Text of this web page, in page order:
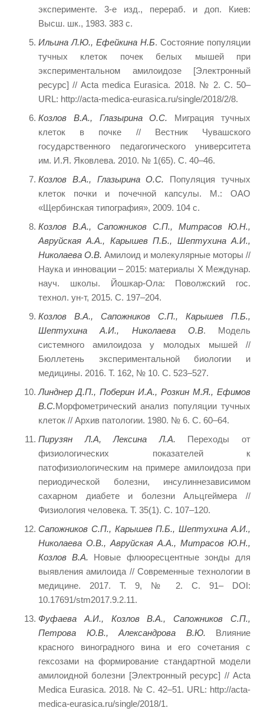
эксперименте. 3-е изд., перераб. и доп. Киев:
Высш. шк., 1983. 383 с.
Ильина Л.Ю., Ефейкина Н.Б. Состояние популяции
тучных клеток почек белых мышей при
экспериментальном амилоидозе [Электронный
ресурс] // Acta medica Eurasica. 2018. № 2. С. 50–
URL: http://acta-medica-eurasica.ru/single/2018/2/8.
Козлов В.А., Глазырина О.С. Миграция тучных
клеток в почке // Вестник Чувашского
государственного педагогического университета
им. И.Я. Яковлева. 2010. № 1(65). С. 40–46.
Козлов В.А., Глазырина О.С. Популяция тучных
клеток почки и почечной капсулы. М.: ОАО
«Щербинская типография», 2009. 104 с.
Козлов В.А., Сапожников С.П., Митрасов Ю.Н.,
Авруйская А.А., Карышев П.Б., Шептухина А.И.,
Николаева О.В. Амилоид и молекулярные моторы //
Наука и инновации – 2015: материалы X Междунар.
науч. школы. Йошкар-Ола: Поволжский гос.
технол. ун-т, 2015. С. 197–204.
Козлов В.А., Сапожников С.П., Карышев П.Б.,
Шептухина А.И., Николаева О.В. Модель
системного амилоидоза у молодых мышей //
Бюллетень экспериментальной биологии и
медицины. 2016. Т. 162, № 10. С. 523–527.
Линднер Д.П., Поберин И.А., Розкин М.Я., Ефимов
В.С.Морфометрический анализ популяции тучных
клеток // Архив патологии. 1980. № 6. С. 60–64.
Пирузян Л.А, Лексина Л.А. Переходы от
физиологических показателей к
патофизиологическим на примере амилоидоза при
периодической болезни, инсулиннезависимом
сахарном диабете и болезни Альцгеймера //
Физиология человека. Т. 35(1). С. 107–120.
Сапожников С.П., Карышев П.Б., Шептухина А.И.,
Николаева О.В., Авруйская А.А., Митрасов Ю.Н.,
Козлов В.А. Новые флюоресцентные зонды для
выявления амилоида // Современные технологии в
медицине. 2017. Т. 9, № 2. С. 91– DOI:
10.17691/stm2017.9.2.11.
Фуфаева А.И., Козлов В.А., Сапожников С.П.,
Петрова Ю.В., Александрова В.Ю. Влияние
красного виноградного вина и его сочетания с
гексозами на формирование стандартной модели
амилоидной болезни [Электронный ресурс] // Acta
Medica Eurasica. 2018. № С. 42–51. URL: http://acta-
medica-eurasica.ru/single/2018/1.